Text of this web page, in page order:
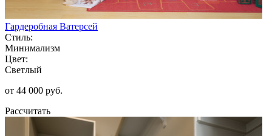
Гардеробная Ватерсей
Стиль:
Минимализм
Цвет:
Светлый
от 44 000 руб.
Рассчитать